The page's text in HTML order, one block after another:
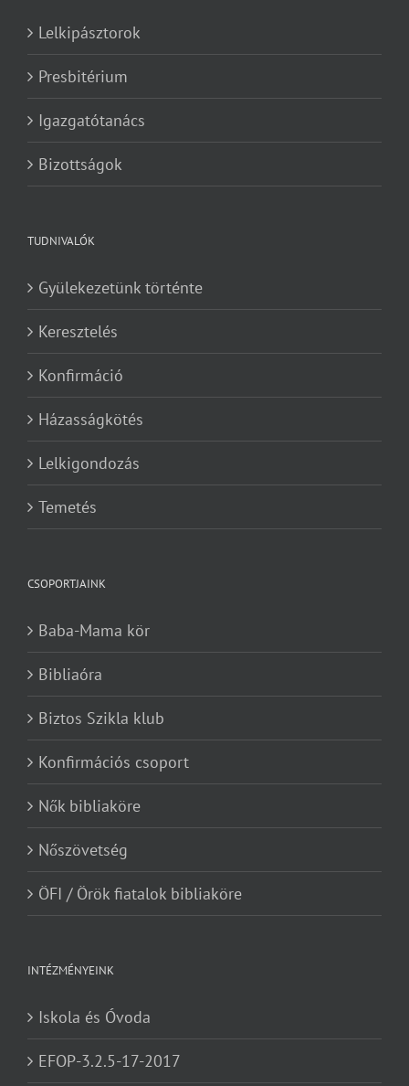
Lelkipásztorok
Presbitérium
Igazgatótanács
Bizottságok
TUDNIVALÓK
Gyülekezetünk történte
Keresztelés
Konfirmáció
Házasságkötés
Lelkigondozás
Temetés
CSOPORTJAINK
Baba-Mama kör
Bibliaóra
Biztos Szikla klub
Konfirmációs csoport
Nők bibliaköre
Nőszövetség
ÖFI / Örök fiatalok bibliaköre
INTÉZMÉNYEINK
Iskola és Óvoda
EFOP-3.2.5-17-2017